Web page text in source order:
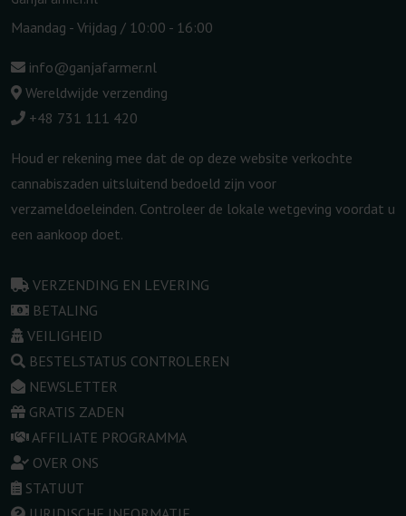
Maandag - Vrijdag / 10:00 - 16:00
info@ganjafarmer.nl
Wereldwijde verzending
+48 731 111 420
Houd er rekening mee dat de op deze website verkochte
cannabiszaden uitsluitend bedoeld zijn voor
verzameldoeleinden. Controleer de lokale wetgeving voordat u
een aankoop doet.
VERZENDING EN LEVERING
BETALING
VEILIGHEID
BESTELSTATUS CONTROLEREN
NEWSLETTER
GRATIS ZADEN
AFFILIATE PROGRAMMA
OVER ONS
STATUUT